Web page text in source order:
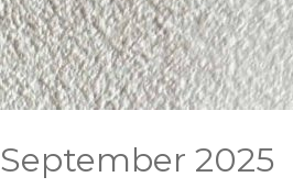
September 2025